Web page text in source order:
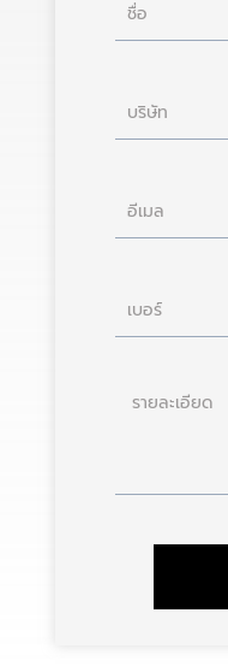
บริษัท
อีเมล
เบอร์
ราย